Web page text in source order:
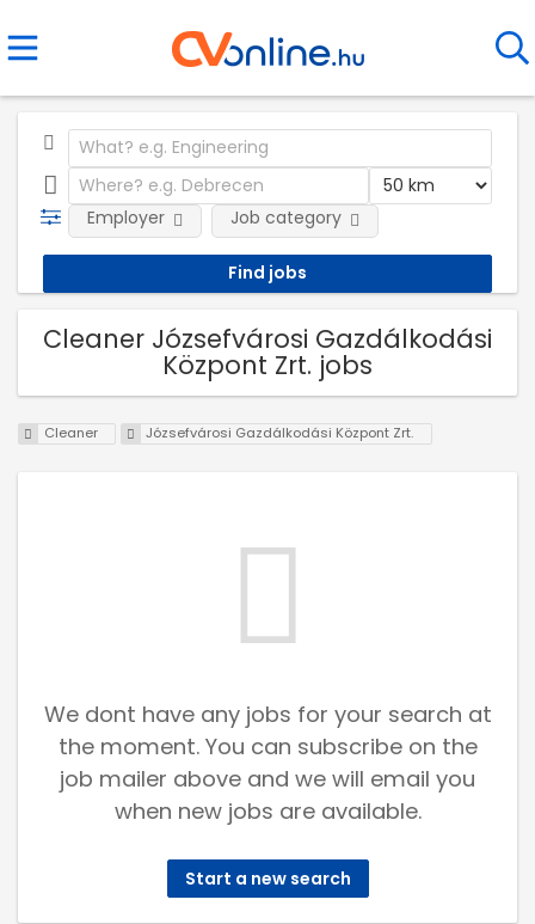
Employer Job category
Cleaner Józsefvárosi Gazdálkodási
Központ Zrt. jobs
Cleaner Józsefvárosi Gazdálkodási Központ Zrt.
We dont have any jobs for your search at
the moment. You can subscribe on the
job mailer above and we will email you
when new jobs are available.
Start a new search